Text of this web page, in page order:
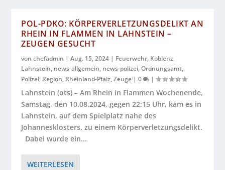
POL-PDKO: KÖRPERVERLETZUNGSDELIKT AN
RHEIN IN FLAMMEN IN LAHNSTEIN –
ZEUGEN GESUCHT
vonchefadmin |Aug. 15, 2024 | Feuerwehr, Koblenz,
Lahnstein, news-allgemein, news-polizei,Ordnungsamt,
Polizei, Region, Rheinland-Pfalz,Zeuge |0 |
Lahnstein (ots) – Am Rhein in Flammen Wochenende,
Samstag, den 10.08.2024, gegen 22:15 Uhr, kam es in
Lahnstein, auf dem Spielplatz nahe des
Johannesklosters, zu einem Körperverletzungsdelikt.
Dabei wurde ein...
WEITERLESEN